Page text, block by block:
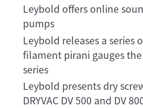
Leybold offers online
pumps
Leybold releases a series
filament pirani gauges the
series
Leybold presents dry
DRYVAC DV 500 and DV